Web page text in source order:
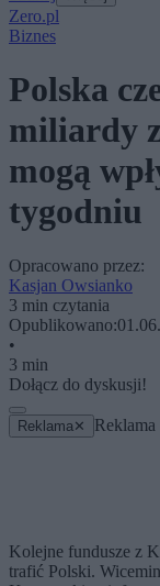
Zero.pl
Biznes
Polska
miliardy
mogą
tygodniu
Opracowano przez:
Kasjan Owsianko
3 min czytania
Opublikowano:
•
3 min
Dołącz do dyskusji!
Reklama ✕ Reklama
Kolejne fundusze z
trafić Polski.